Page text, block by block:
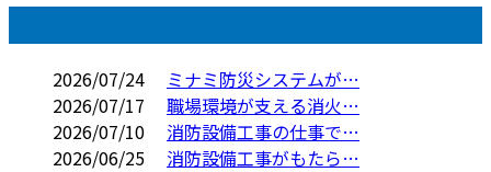
2026/07/24
ミナミ防災システムが…
2026/07/17
職場環境が支える消火…
2026/07/10
消防設備工事の仕事で…
2026/06/25
消防設備工事がもたら…